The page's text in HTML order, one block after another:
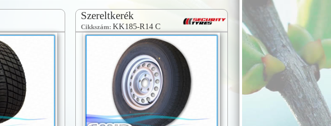
Szereltkerék
Cikkszám: KK185-R14 C